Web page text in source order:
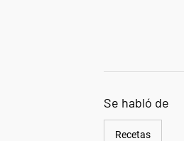
Se habló de
Recetas